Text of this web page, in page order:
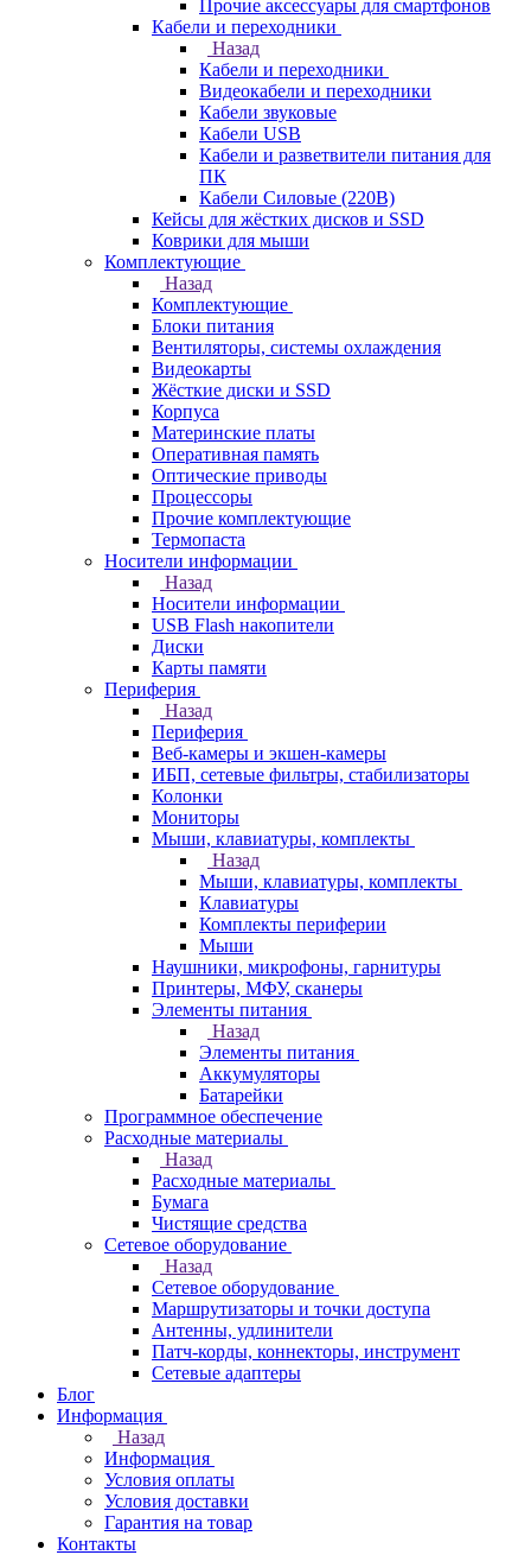
Прочие аксессуары для смартфонов
Кабели и переходники
Назад
Кабели и переходники
Видеокабели и переходники
Кабели звуковые
Кабели USB
Кабели и разветвители питания для
ПК
Кабели Силовые (220В)
Кейсы для жёстких дисков и SSD
Коврики для мыши
Комплектующие
Назад
Комплектующие
Блоки питания
Вентиляторы, системы охлаждения
Видеокарты
Жёсткие диски и SSD
Корпуса
Материнские платы
Оперативная память
Оптические приводы
Процессоры
Прочие комплектующие
Термопаста
Носители информации
Назад
Носители информации
USB Flash накопители
Диски
Карты памяти
Периферия
Назад
Периферия
Веб-камеры и экшен-камеры
ИБП, сетевые фильтры, стабилизаторы
Колонки
Мониторы
Мыши, клавиатуры, комплекты
Назад
Мыши, клавиатуры, комплекты
Клавиатуры
Комплекты периферии
Мыши
Наушники, микрофоны, гарнитуры
Принтеры, МФУ, сканеры
Элементы питания
Назад
Элементы питания
Аккумуляторы
Батарейки
Программное обеспечение
Расходные материалы
Назад
Расходные материалы
Бумага
Чистящие средства
Сетевое оборудование
Назад
Сетевое оборудование
Маршрутизаторы и точки доступа
Антенны, удлинители
Патч-корды, коннекторы, инструмент
Сетевые адаптеры
Блог
Информация
Назад
Информация
Условия оплаты
Условия доставки
Гарантия на товар
Контакты